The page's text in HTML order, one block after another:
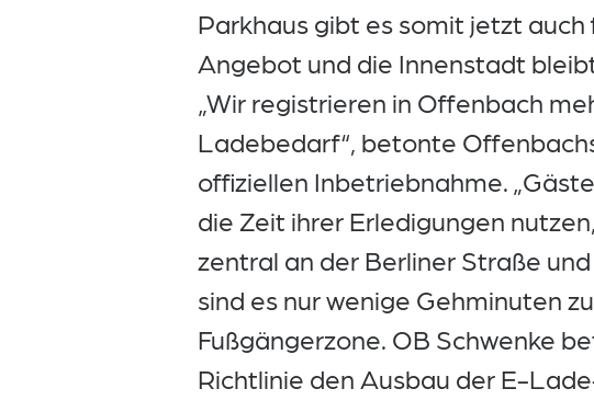
Parkhaus gibt es somit jetzt
Angebot und die Innenstadt
„Wir registrieren in Offenbach
Ladebedarf“, betonte
offiziellen Inbetriebnahme.
die Zeit ihrer Erledigungen
zentral an der Berliner Straße
sind es nur wenige Gehminuten
Fußgängerzone. OB Schwenke
Richtlinie den Ausbau der E-